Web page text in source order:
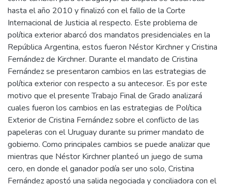
hasta el año 2010 y finalizó con el fallo de la Corte
Internacional de Justicia al respecto. Este problema de
política exterior abarcó dos mandatos presidenciales en la
República Argentina, estos fueron Néstor Kirchner y Cristina
Fernández de Kirchner. Durante el mandato de Cristina
Fernández se presentaron cambios en las estrategias de
política exterior con respecto a su antecesor. Es por este
motivo que el presente Trabajo Final de Grado analizará
cuales fueron los cambios en las estrategias de Política
Exterior de Cristina Fernández sobre el conflicto de las
papeleras con el Uruguay durante su primer mandato de
gobierno. Como principales cambios se puede analizar que
mientras que Néstor Kirchner planteó un juego de suma
cero, en donde el ganador podía ser uno solo, Cristina
Fernández apostó una salida negociada y conciliadora con el